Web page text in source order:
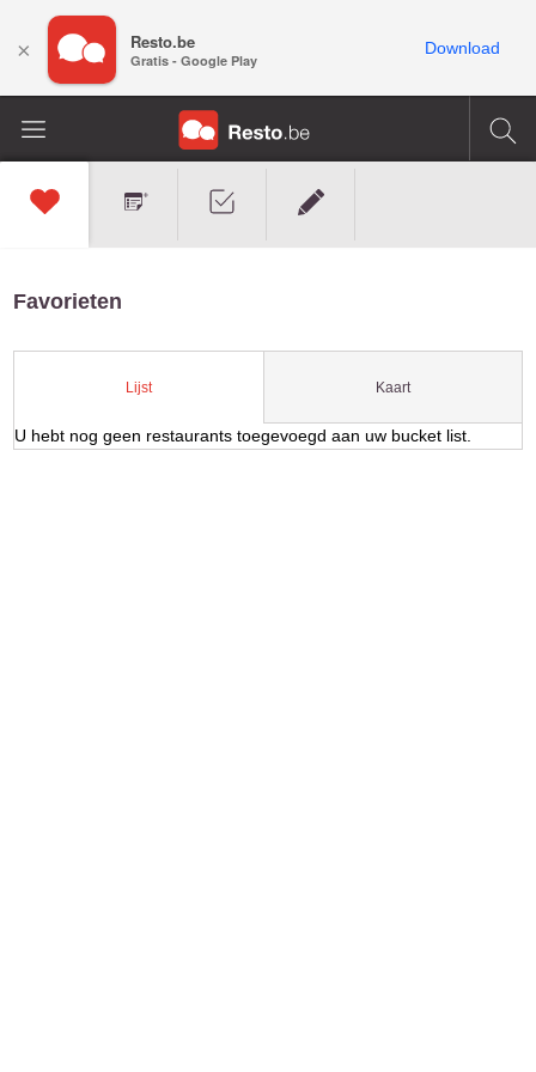
Favorieten
Lijst Kaart
U hebt nog geen restaurants toegevoegd aan uw bucket list.
× Resto.be
Gratis - Google Play
Download